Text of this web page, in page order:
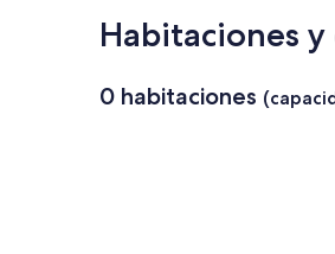
Habitaciones y
0 habitaciones